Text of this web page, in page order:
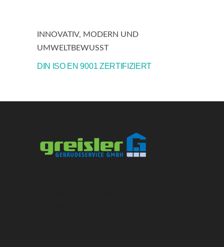
INNOVATIV, MODERN UND
UMWELTBEWUSST
DIN ISO EN 9001 ZERTIFIZIERT